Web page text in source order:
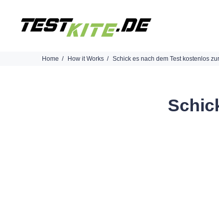
Home How it Works Schick es nach dem Test kostenlos